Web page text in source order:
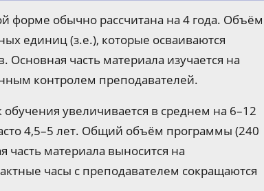
форме обычно рассчитана на 4 года. Объём
единиц (з.е.), которые осваиваются
часть материала изучается на
контролем преподавателей.
увеличивается в среднем на 6–12
4,5–5 лет. Общий объём программы (240
часть материала выносится на
часы с преподавателем сокращаются